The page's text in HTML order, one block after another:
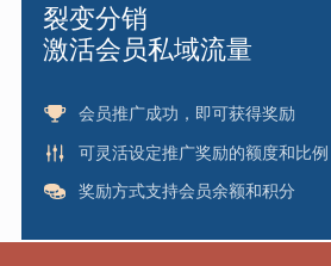
裂变分销
激活会员私域流量
会员推广成功，即可获得奖励
可灵活设定推广奖励的额度和比例
奖励方式支持会员余额和积分